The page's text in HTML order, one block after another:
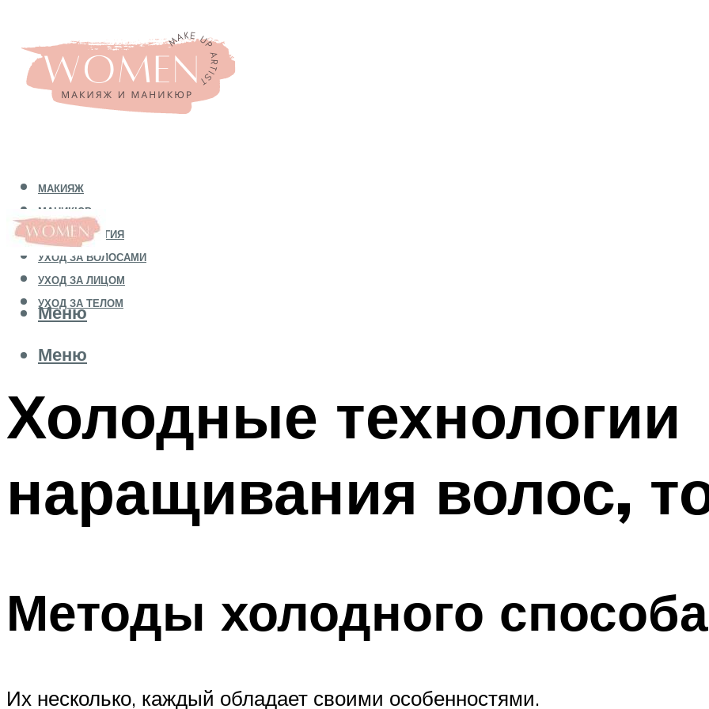
МАКИЯЖ
МАНИКЮР
КОСМЕТОЛОГИЯ
УХОД ЗА ВОЛОСАМИ
УХОД ЗА ЛИЦОМ
УХОД ЗА ТЕЛОМ
Меню
Меню
Холодные технологии
наращивания волос,
Методы холодного способа
Их несколько, каждый обладает своими особенностями.